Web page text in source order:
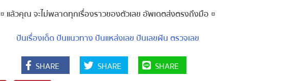
¤ แล้วคุณ จะไม่พลาดทุกเรื่องราวของตัวเลข อัพเดตส่งตรงถึงมือ ¤
ปันเรื่องเด็ดปันแนวทางปันแหล่งเลขปันเลขฝันตรวจเลข
SHARE SHARE
SHARE